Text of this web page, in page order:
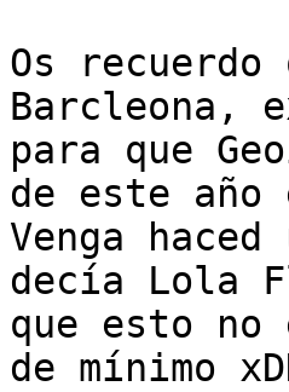
Os
Barcleona,
para que
de este año
Venga
decía Lola
que esto no
de mínimo